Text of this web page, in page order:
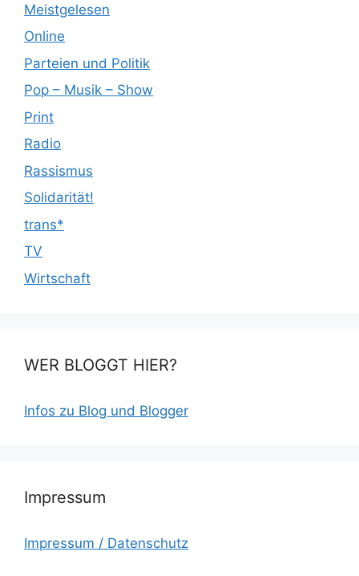
Meistgelesen
Online
Parteien und Politik
Pop – Musik – Show
Print
Radio
Rassismus
Solidarität!
trans*
TV
Wirtschaft
WER BLOGGT HIER?
Infos zu Blog und Blogger
Impressum
Impressum / Datenschutz